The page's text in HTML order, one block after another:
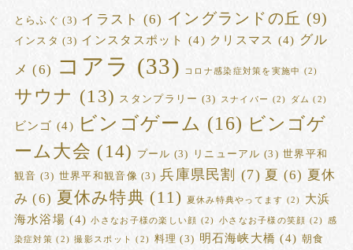
とらふぐ (3) イラスト (6) イングランドの丘 (9)
インスタ (3) インスタスポット (4) クリスマス (4) グル
メ (6) コアラ (33) コロナ感染症対策を実施中 (2)
サウナ (13) スタンプラリー (3) スナイパー (2) ダム (2)
ビンゴ (4) ビンゴゲーム (16) ビンゴゲ
ーム大会 (14) プール (3) リニューアル (3) 世界平和
観音 (3) 世界平和観音像 (3) 兵庫県民割 (7) 夏 (6) 夏休
み (6) 夏休み特典 (11) 夏休み特典やってます (2)
大浜
海水浴場 (4) 小さなお子様の楽しい顔 (2) 小さなお子様の笑顔 (2) 感
染症対策 (2) 撮影スポット (2) 料理 (3) 明石海峡大橋 (4) 朝食